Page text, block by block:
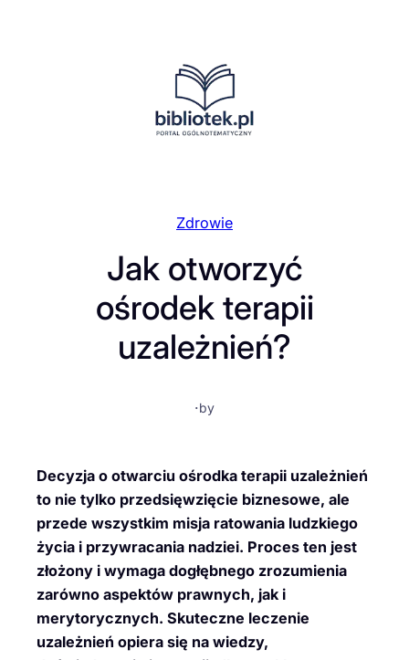
Zdrowie
Jak otworzyć
ośrodek terapii
uzależnień?
·by
Decyzja o otwarciu ośrodka terapii uzależnień
to nie tylko przedsięwzięcie biznesowe, ale
przede wszystkim misja ratowania ludzkiego
życia i przywracania nadziei. Proces ten jest
złożony i wymaga dogłębnego zrozumienia
zarówno aspektów prawnych, jak i
merytorycznych. Skuteczne leczenie
uzależnień opiera się na wiedzy,